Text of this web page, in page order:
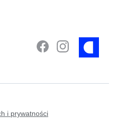
i prywatności